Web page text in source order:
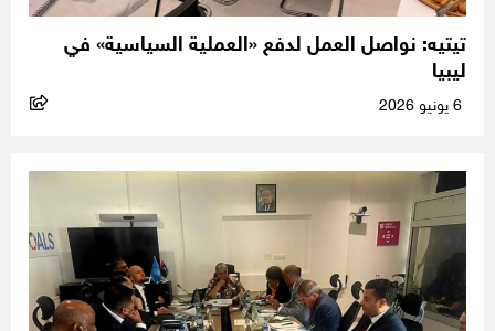
تيتيه: نواصل العمل لدفع «العملية السياسية» في
ليبيا